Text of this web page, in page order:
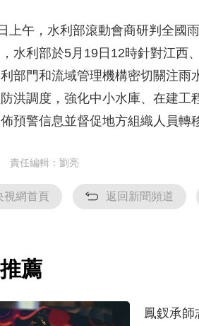
克頻道 生活體育大會 體育江湖
大國保險 雲頂對話 雲起 超級
節目單 欄目 片庫 收視榜
上午，水利部滾動會商研判全國
水利部於5月19日12時針對江西
部門和流域管理機構密切關注
洪調度，強化中小水庫、在建
預警信息並督促地方組織人員轉
責任編輯：劉亮
視網首頁 返回新聞頻道
薦
鳳釵承